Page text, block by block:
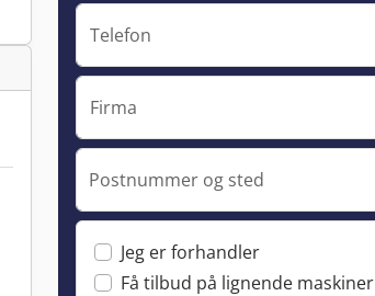
Telefon
Firma
Postnummer og sted
Jeg er forhandler
Få tilbud på lignende maskiner